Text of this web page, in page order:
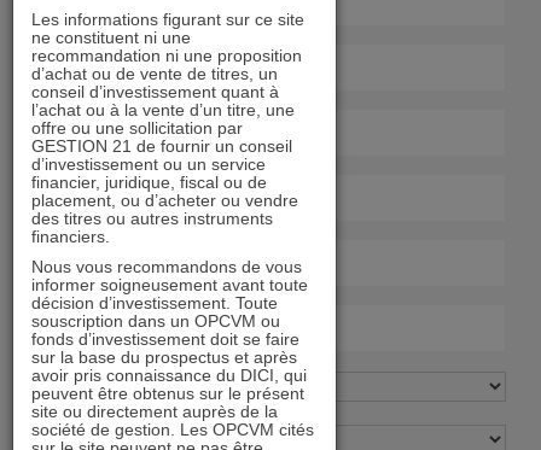
Les informations figurant sur ce site
ne constituent ni une
recommandation ni une proposition
d’achat ou de vente de titres, un
conseil d’investissement quant à
l’achat ou à la vente d’un titre, une
offre ou une sollicitation par
GESTION 21 de fournir un conseil
d’investissement ou un service
financier, juridique, fiscal ou de
placement, ou d’acheter ou vendre
des titres ou autres instruments
financiers.
Nous vous recommandons de vous
informer soigneusement avant toute
décision d’investissement. Toute
souscription dans un OPCVM ou
fonds d’investissement doit se faire
sur la base du prospectus et après
avoir pris connaissance du DICI, qui
peuvent être obtenus sur le présent
site ou directement auprès de la
société de gestion. Les OPCVM cités